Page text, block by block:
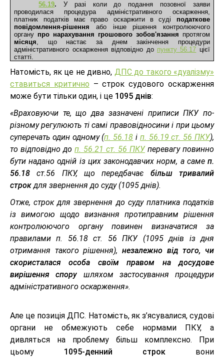
56.19. У разі коли до подання позовної заяви
проводилася процедура адміністративного оскарження,
платник податків має право оскаржити в суді податкове
повідомлення-рішення або інше рішення контролюючого
органу про нарахування грошового зобов'язання
місяця, що настає за днем закінчення процедури
адміністративного оскарження відповідно до пункту 56.17 цієї
статті.
Натомість, як це не дивно, ДПСдо такого «дуалізму»
ставиться критично – строк судового оскарження
може бути тільки один, і це 1095 днів:
«Враховуючи те, що два зазначені приписи ПКУ по-
різному регулюють ті самі правовідносини і при цьому
суперечать один одному (п. 56.18 і п. 56.19 ст. 56 ПКУ),
то відповідно до п. 56.21 ст. 56 ПКУперевагу повинно
бути надано одній із цих законодавчих норм, а саме п.
56.18 ст.56 ПКУ, що передбачає більш тривалий
строкдля звернення до суду (1095 днів).
Отже, строк для звернення до суду платника податків
із вимогою щодо визнання протиправним рішення
контролюючого органу повинен визначатися за
правилами п. 56.18 ст. 56 ПКУ (1095 днів із дня
отримання такого рішення), незалежно від того, чи
скористалася особа своїм правом на досудове
вирішення спору шляхом застосування процедури
адміністративного оскарження».
Але це позиція ДПС. Натомість, як з’ясувалися, судові
органи не обмежують себе нормами ПКУ, а
дивляться на проблему більш комплексно. При
цьому 1095-денний строк вони